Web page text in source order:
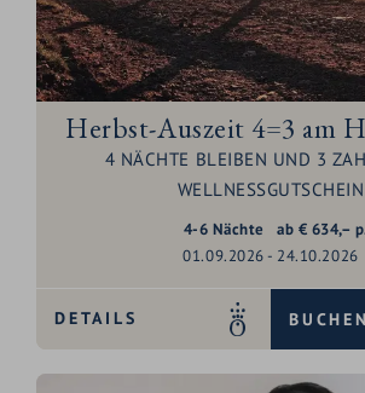
Herbst-Auszeit 4=3 am
4 NÄCHTE BLEIBEN UND 3
WELLNESSGUTSCHEIN
4-6 Nächte
01.09.2026 - 24.10.2026
ab € 634,–
DETAILS BUCHEN